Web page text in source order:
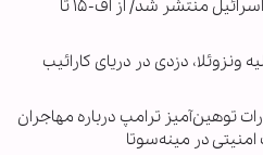
فهرست تسلیحات آمریکایی اسرائیل منتشر شد/ از اف-۱۵ تا
ونزوئلا، دزدی در دریای کارائیب
توهین‌آمیز ترامپ درباره مهاجران
در مینه‌سوتا